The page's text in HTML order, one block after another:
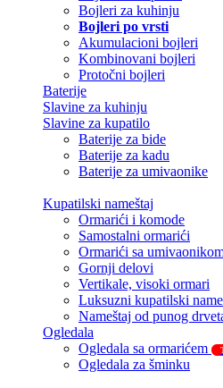
Bojleri za kuhinju
Bojleri po vrsti
Akumulacioni bojleri
Kombinovani bojleri
Protočni bojleri
Baterije
Slavine za kuhinju
Slavine za kupatilo
Baterije za bide
Baterije za kadu
Baterije za umivaonike
Kupatilski nameštaj
Ormarići i komode
Samostalni ormarići
Ormarići sa
Gornji delovi
Vertikale, visoki ormari
Luksuzni kupatilski
Nameštaj od punog
Ogledala
Ogledala sa ormarićem
Ogledala za šminku